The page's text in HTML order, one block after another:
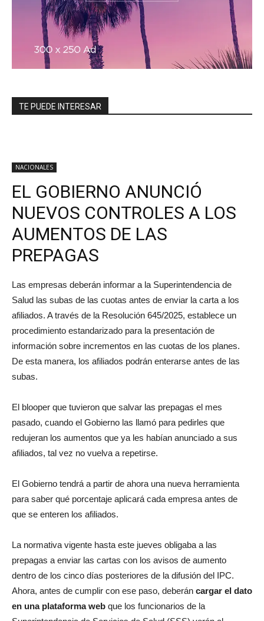
TE PUEDE INTERESAR